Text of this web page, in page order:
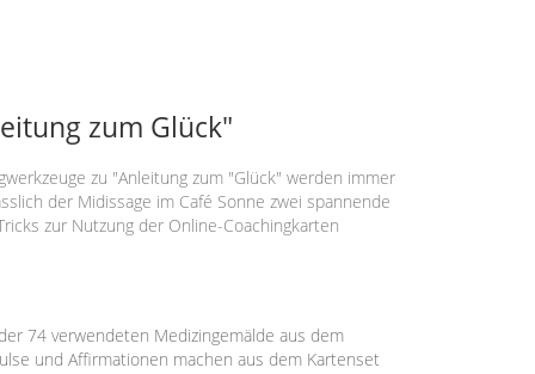
zum Glück"
zu "Anleitung zum "Glück" werden immer
der Midissage im Café Sonne zwei spannende
zur Nutzung der Online-Coachingkarten
74 verwendeten Medizingemälde aus dem
und Affirmationen machen aus dem Kartenset